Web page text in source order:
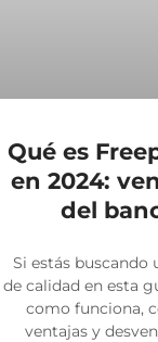
Qué es
en 2024:
del
Si estás buscando
de calidad en esta
como funciona,
ventajas y